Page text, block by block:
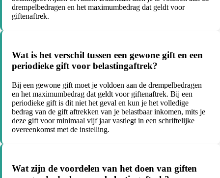
drempelbedragen en het maximumbedrag dat geldt voor
giftenaftrek.
Wat is het verschil tussen een gewone gift en een
periodieke gift voor belastingaftrek?
Bij een gewone gift moet je voldoen aan de drempelbedragen
en het maximumbedrag dat geldt voor giftenaftrek. Bij een
periodieke gift is dit niet het geval en kun je het volledige
bedrag van de gift aftrekken van je belastbaar inkomen, mits je
deze gift voor minimaal vijf jaar vastlegt in een schriftelijke
overeenkomst met de instelling.
Wat zijn de voordelen van het doen van giften